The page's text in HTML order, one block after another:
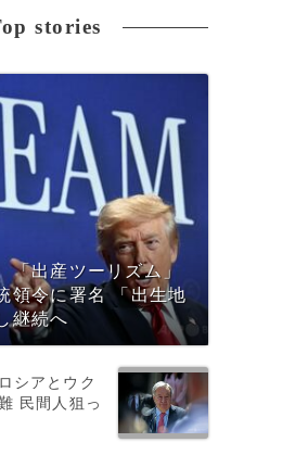
stories
「出産ツーリズム」
領令に署名 「出生地
継続へ
シアとウク
民間人狙っ